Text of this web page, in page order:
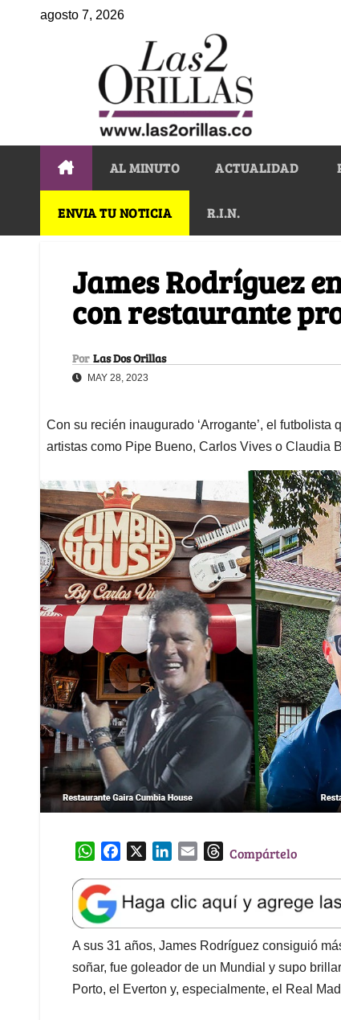
agosto 7, 2026
AL MINUTO ACTUALIDAD
ENVIA TU NOTICIA R.I.N.
James Rodríguez
con restaurante
Por Las Dos Orillas
MAY 28, 2023
Con su recién inaugurado ‘Arrogante’, el
artistas como Pipe Bueno, Carlos Vives o Claudia
W
a
t
s
A
p
p
e
b
o
o
k
k
e
d
I
n
l
T
e
a
d
s
Compártelo
A sus 31 años, James Rodríguez consiguió
soñar, fue goleador de un Mundial y supo
Porto, el Everton y, especialmente, el Real